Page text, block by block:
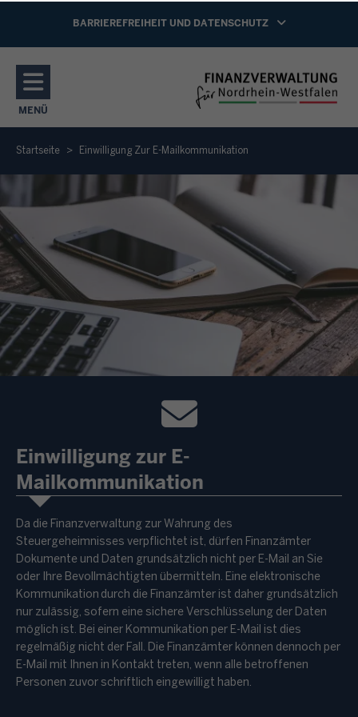
Direkt zum Inhalt
NAVIGATION AKTIVIEREN/DEAKTIVIEREN:
BARRIEREFREIHEIT UND DATENSCHUTZ
MENÜ
NAVIGATION AKTIVIEREN/DEAKTIVIEREN: HAUPTMENÜ
Startseite Einwilligung Zur E-Mailkommunikation
Einwilligung zur E-
Mailkommunikation
Da die Finanzverwaltung zur Wahrung des
Steuergeheimnisses verpflichtet ist, dürfen Finanzämter
Dokumente und Daten grundsätzlich nicht per E-Mail an Sie
oder Ihre Bevollmächtigten übermitteln. Eine elektronische
Kommunikation durch die Finanzämter ist daher grundsätzlich
nur zulässig, sofern eine sichere Verschlüsselung der Daten
möglich ist. Bei einer Kommunikation per E-Mail ist dies
regelmäßig nicht der Fall. Die Finanzämter können dennoch per
E-Mail mit Ihnen in Kontakt treten, wenn alle betroffenen
Personen zuvor schriftlich eingewilligt haben.